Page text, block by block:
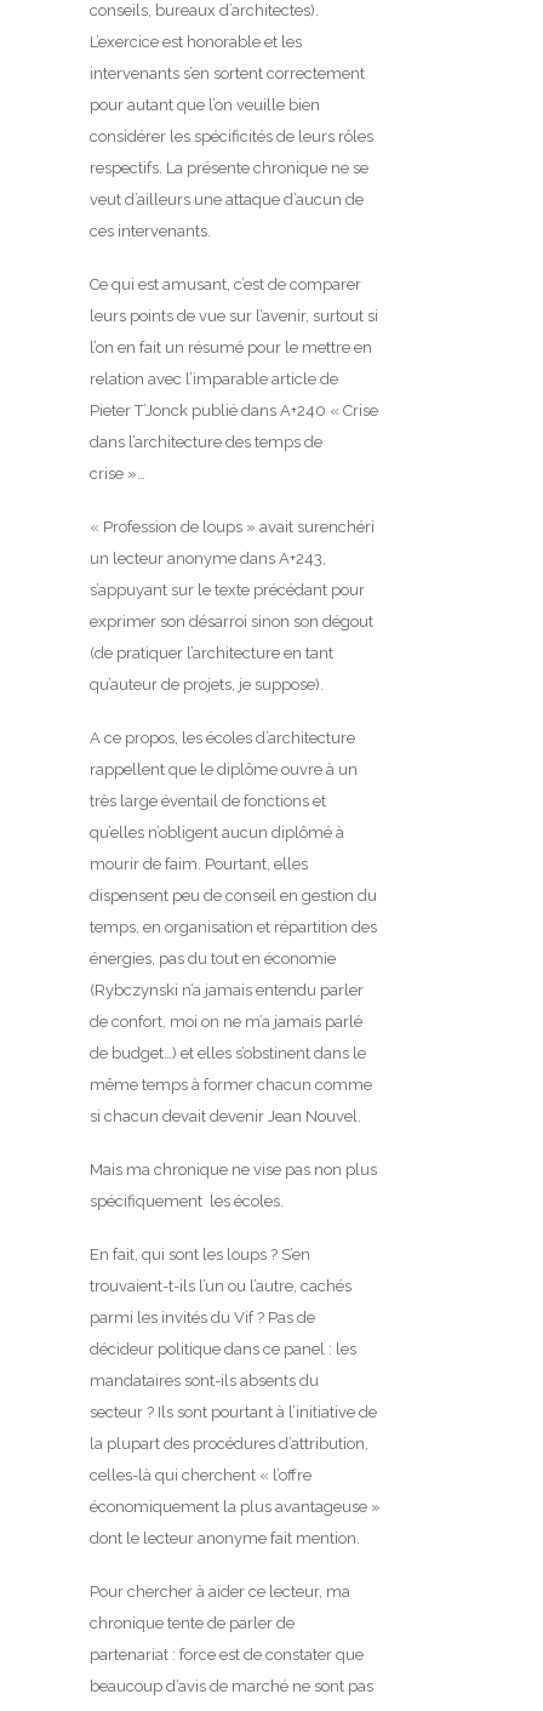
conseils, bureaux d’architectes).
L’exercice est honorable et les
intervenants s’en sortent correctement
pour autant que l’on veuille bien
considérer les spécificités de leurs rôles
respectifs. La présente chronique ne se
veut d’ailleurs une attaque d’aucun de
ces intervenants.
Ce qui est amusant, c’est de comparer
leurs points de vue sur l’avenir, surtout si
l’on en fait un résumé pour le mettre en
relation avec l’imparable article de
Pieter T’Jonck publié dans A+240 « Crise
dans l’architecture des temps de
crise »…
« Profession de loups » avait surenchéri
un lecteur anonyme dans A+243,
s’appuyant sur le texte précédant pour
exprimer son désarroi sinon son dégout
(de pratiquer l’architecture en tant
qu’auteur de projets, je suppose).
A ce propos, les écoles d’architecture
rappellent que le diplôme ouvre à un
très large éventail de fonctions et
qu’elles n’obligent aucun diplômé à
mourir de faim. Pourtant, elles
dispensent peu de conseil en gestion du
temps, en organisation et répartition des
énergies, pas du tout en économie
(Rybczynski n’a jamais entendu parler
de confort, moi on ne m’a jamais parlé
de budget…) et elles s’obstinent dans le
même temps à former chacun comme
si chacun devait devenir Jean Nouvel.
Mais ma chronique ne vise pas non plus
spécifiquement les écoles.
En fait, qui sont les loups ? S’en
trouvaient-t-ils l’un ou l’autre, cachés
parmi les invités du Vif ? Pas de
décideur politique dans ce panel : les
mandataires sont-ils absents du
secteur ? Ils sont pourtant à l’initiative de
la plupart des procédures d’attribution,
celles-là qui cherchent « l’offre
économiquement la plus avantageuse »
dont le lecteur anonyme fait mention.
Pour chercher à aider ce lecteur, ma
chronique tente de parler de
partenariat : force est de constater que
beaucoup d’avis de marché ne sont pas